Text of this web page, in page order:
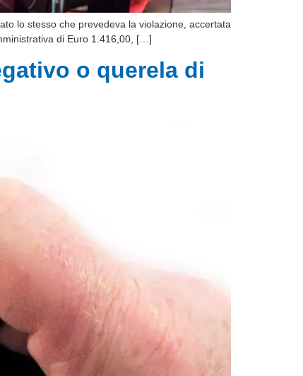
lo stesso che prevedeva la violazione, accertata
di Euro 1.416,00, […]
o querela di